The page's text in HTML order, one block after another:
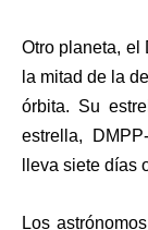
Otro planeta, el
la mitad de la
órbita. Su
estrella,
lleva siete días
Los